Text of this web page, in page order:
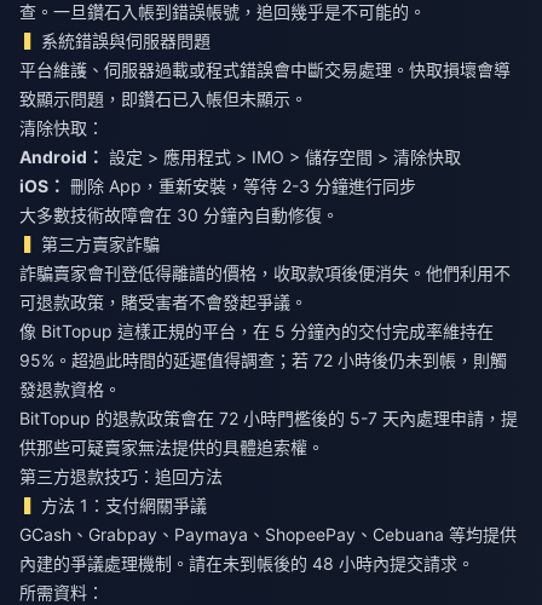
查。一旦鑽石入帳到錯誤帳號，追回幾乎是不可能的。
系統錯誤與伺服器問題
平台維護、伺服器過載或程式錯誤會中斷交易處理。快取損壞會導
致顯示問題，即鑽石已入帳但未顯示。
清除快取：
Android： 設定 > 應用程式 > IMO > 儲存空間 > 清除快取
iOS： 刪除 App，重新安裝，等待 2-3 分鐘進行同步
大多數技術故障會在 30 分鐘內自動修復。
第三方賣家詐騙
詐騙賣家會刊登低得離譜的價格，收取款項後便消失。他們利用不
可退款政策，賭受害者不會發起爭議。
像 BitTopup 這樣正規的平台，在 5 分鐘內的交付完成率維持在
95%。超過此時間的延遲值得調查；若 72 小時後仍未到帳，則觸
發退款資格。
BitTopup 的退款政策會在 72 小時門檻後的 5-7 天內處理申請，提
供那些可疑賣家無法提供的具體追索權。
第三方退款技巧：追回方法
方法 1：支付網關爭議
GCash、Grabpay、Paymaya、ShopeePay、Cebuana 等均提供
內建的爭議處理機制。請在未到帳後的 48 小時內提交請求。
所需資料：